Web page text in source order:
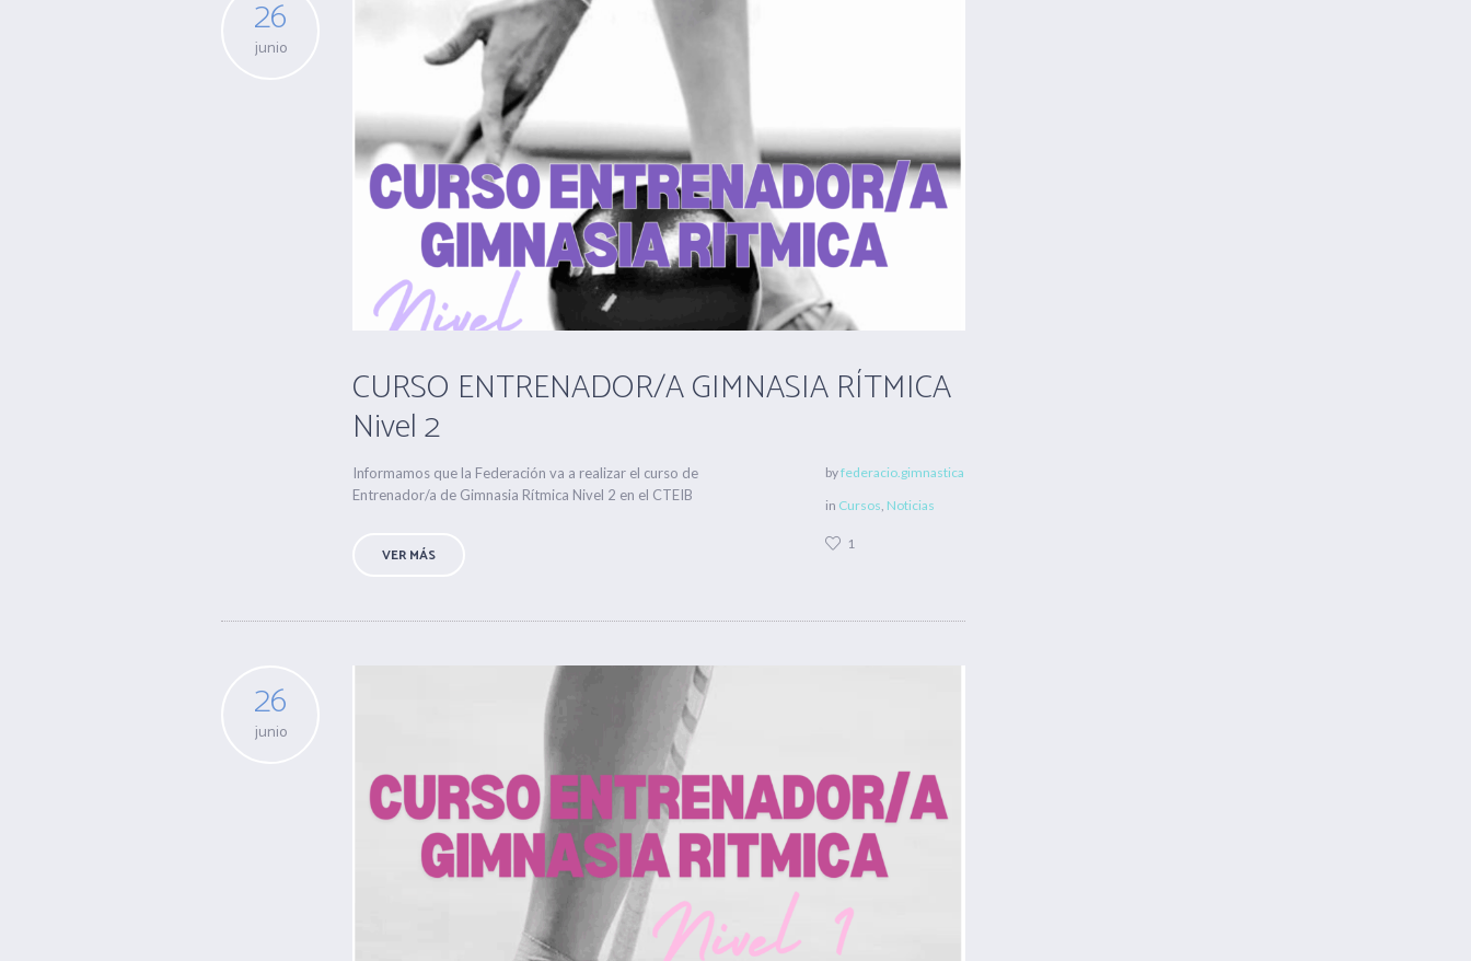
26
junio
CURSO ENTRENADOR/A GIMNASIA RÍTMICA
Nivel 2
Informamos que la Federación va a realizar el curso de
Entrenador/a de Gimnasia Rítmica Nivel 2 en el CTEIB
VER MÁS
byfederacio.gimnastica
in Cursos Noticias
1
26
junio